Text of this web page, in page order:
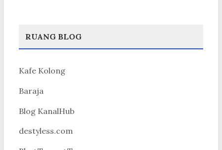
RUANG BLOG
Kafe Kolong
Baraja
Blog KanalHub
destyless.com